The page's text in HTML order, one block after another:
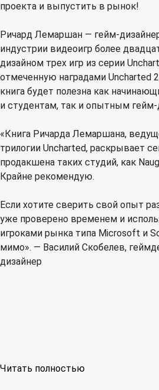
проекта и выпустить в рынок!
Ричард Лемаршан — гейм-
индустрии видеоигр более
дизайном трех игр из серии
отмеченную наградами Uncharted
книга будет полезна как
и студентам, так и опытным гейм-
«Книга Ричарда Лемаршана,
трилогии Uncharted, раскрывает
продакшена таких студий, как
Крайне рекомендую.
Если хотите сверить свой опыт
уже проверено временем и
игроками рынка типа Microsoft и
мимо». — Василий Скобелев,
дизайнер
Читать полностью